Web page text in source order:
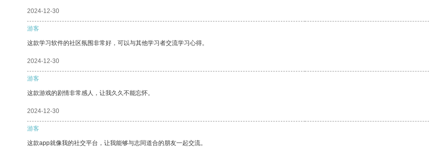
2024-12-30
游客
这款学习软件的社区氛围非常好，可以与其他学习者交流学习心得。
2024-12-30
游客
这款游戏的剧情非常感人，让我久久不能忘怀。
2024-12-30
游客
这款app就像我的社交平台，让我能够与志同道合的朋友一起交流。